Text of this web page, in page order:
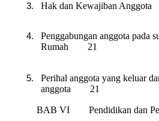
Hak dan Kewajiban
Penggabungan anggota pada
Rumah 21
Perihal anggota yang keluar
anggota 21
BAB VI Pendidikan dan